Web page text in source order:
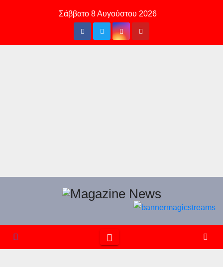
Σάββατο 8 Αυγούστου 2026